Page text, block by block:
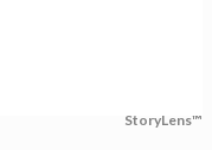
StoryLens™